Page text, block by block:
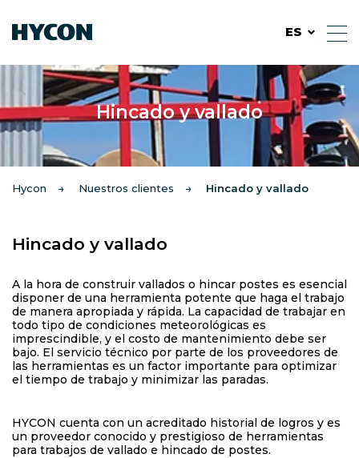
ES
Hincado y vallado
Hycon Nuestros clientes Hincado y vallado
Hincado y vallado
A la hora de construir vallados o hincar postes es esencial
disponer de una herramienta potente que haga el trabajo
de manera apropiada y rápida. La capacidad de trabajar en
todo tipo de condiciones meteorológicas es
imprescindible, y el costo de mantenimiento debe ser
bajo. El servicio técnico por parte de los proveedores de
las herramientas es un factor importante para optimizar
el tiempo de trabajo y minimizar las paradas.
HYCON cuenta con un acreditado historial de logros y es
un proveedor conocido y prestigioso de herramientas
para trabajos de vallado e hincado de postes.